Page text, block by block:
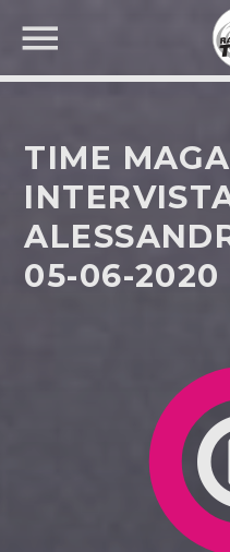
CERCA
TIME
05-06-2020